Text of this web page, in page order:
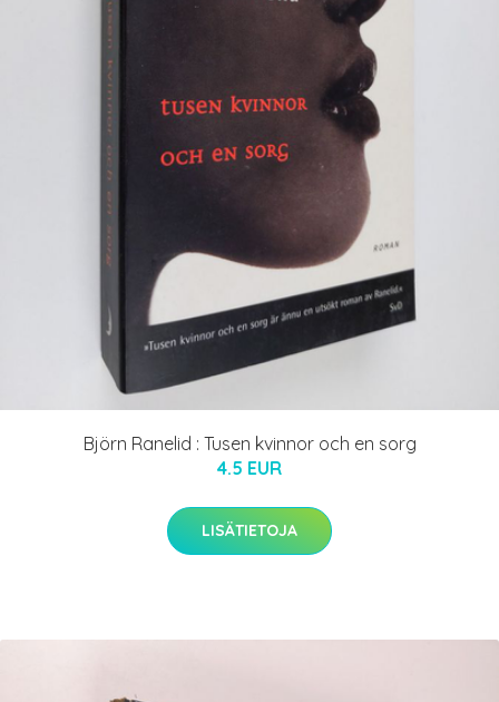
Björn Ranelid : Tusen kvinnor och en sorg
4.5 EUR
LISÄTIETOJA